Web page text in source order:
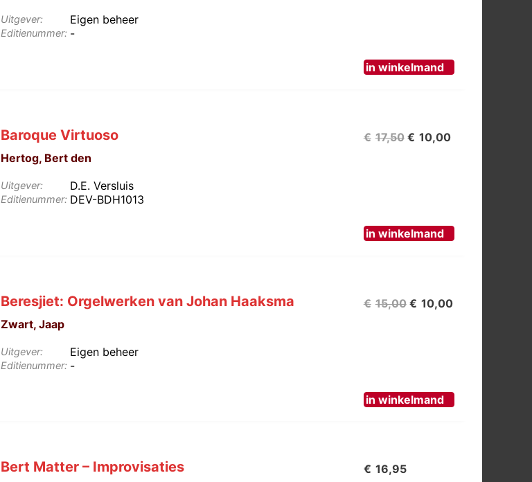
Uitgever: Eigen beheer
Editienummer: -
in winkelmand
Baroque Virtuoso
Hertog, Bert den
Uitgever: D.E. Versluis
Editienummer: DEV-BDH1013
€ 17,50 Oorspronkelijke
€ 10,00Huidige
in winkelmand
Beresjiet: Orgelwerken van Johan Haaksma
Zwart, Jaap
Uitgever: Eigen beheer
Editienummer: -
€ 15,00 Oorspronkelijke
€ 10,00Huidige
in winkelmand
Bert Matter – Improvisaties € 16,95